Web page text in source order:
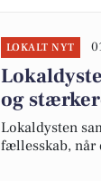
LOKALT NYT
og
Lokaldysten
fællesskab, når